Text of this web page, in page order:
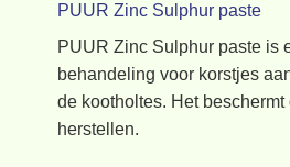
PUUR Zinc Sulphur paste
PUUR Zinc Sulphur paste is
behandeling voor korstjes
de kootholtes. Het
herstellen.